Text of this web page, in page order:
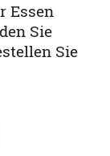
Essen
Sie
Sie